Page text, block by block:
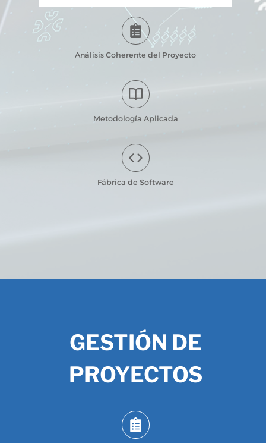
Análisis Coherente del Proyecto
Metodología Aplicada
Fábrica de Software
GESTIÓN DE
PROYECTOS